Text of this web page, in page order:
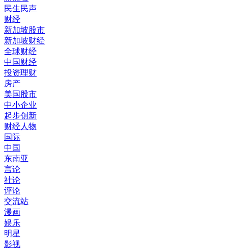
民生民声
财经
新加坡股市
新加坡财经
全球财经
中国财经
投资理财
房产
美国股市
中小企业
起步创新
财经人物
国际
中国
东南亚
言论
社论
评论
交流站
漫画
娱乐
明星
影视